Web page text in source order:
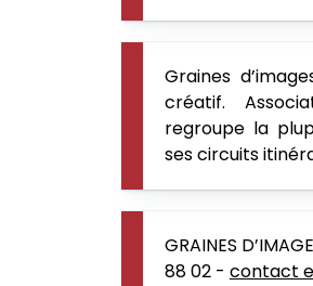
Graines
créatif.
regroupe la
ses circuits
GRAINES
88 02 - contact